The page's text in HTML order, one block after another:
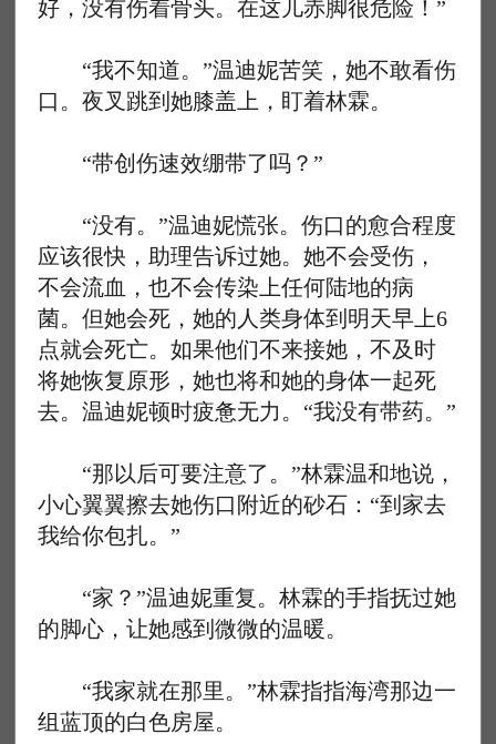
好，没有伤着骨头。在这儿赤脚很危险！”
“我不知道。”温迪妮苦笑，她不敢看伤
口。夜叉跳到她膝盖上，盯着林霖。
“带创伤速效绷带了吗？”
“没有。”温迪妮慌张。伤口的愈合程度
应该很快，助理告诉过她。她不会受伤，
不会流血，也不会传染上任何陆地的病
菌。但她会死，她的人类身体到明天早上6
点就会死亡。如果他们不来接她，不及时
将她恢复原形，她也将和她的身体一起死
去。温迪妮顿时疲惫无力。“我没有带药。”
“那以后可要注意了。”林霖温和地说，
小心翼翼擦去她伤口附近的砂石：“到家去
我给你包扎。”
“家？”温迪妮重复。林霖的手指抚过她
的脚心，让她感到微微的温暖。
“我家就在那里。”林霖指指海湾那边一
组蓝顶的白色房屋。